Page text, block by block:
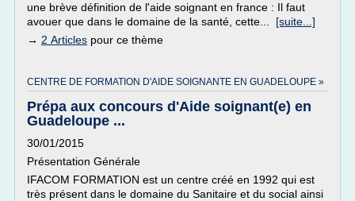
une brève définition de l'aide soignant en france : Il faut
avouer que dans le domaine de la santé, cette... [suite...]
→ 2 Articles pour ce thème
CENTRE DE FORMATION D'AIDE SOIGNANTE EN GUADELOUPE »
Prépa aux concours d'Aide soignant(e) en
Guadeloupe ...
30/01/2015
Présentation Générale
IFACOM FORMATION est un centre créé en 1992 qui est
très présent dans le domaine du Sanitaire et du social ainsi